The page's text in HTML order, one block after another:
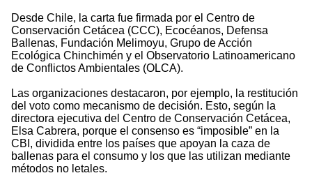
Desde Chile, la carta fue firmada por el Centro de
Conservación Cetácea (CCC), Ecocéanos, Defensa
Ballenas, Fundación Melimoyu, Grupo de Acción
Ecológica Chinchimén y el Observatorio Latinoamericano
de Conflictos Ambientales (OLCA).
Las organizaciones destacaron, por ejemplo, la restitución
del voto como mecanismo de decisión. Esto, según la
directora ejecutiva del Centro de Conservación Cetácea,
Elsa Cabrera, porque el consenso es “imposible” en la
CBI, dividida entre los países que apoyan la caza de
ballenas para el consumo y los que las utilizan mediante
métodos no letales.